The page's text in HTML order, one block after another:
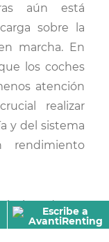
aún está
sobre la
marcha. En
los coches
atención
realizar
y del sistema
rendimiento
de un
la carga